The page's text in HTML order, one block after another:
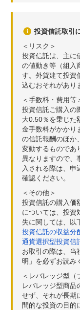
投資信託取引
＜リスク＞
投資信託は、主に
の値動き等（組入
す。外貨建て投資
込むおそれがあり
＜手数料・費用等
投資信託ご購入の
大0.50％を乗じた
金手数料がかかり
の信託報酬のほか
変動するものであ
異なりますので、
入される際は、
確認ください。
＜その他＞
投資信託の購入価
については、投資
失に関しては、以
投資信託の収益分
通貨選択型投資信
お取引の際は、当
明」を必ずお読み
＜レバレッジ型
レバレッジ型商品
せず、それが長期
間的な投資の目的